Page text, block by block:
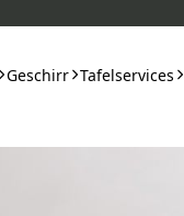
Geschirr Tafelservices